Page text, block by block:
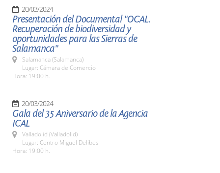
20/03/2024
Presentación del Documental "OCAL.
Recuperación de biodiversidad y
oportunidades para las Sierras de
Salamanca"
Salamanca (Salamanca)
Lugar: Cámara de Comercio
Hora: 19:00 h.
20/03/2024
Gala del 35 Aniversario de la Agencia
ICAL
Valladolid (Valladolid)
Lugar: Centro Miguel Delibes
Hora: 19:00 h.